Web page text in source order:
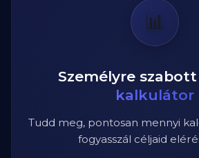
📊
Személyre szabott
kalkulátor
Tudd meg, pontosan mennyi
fogyasszál céljaid